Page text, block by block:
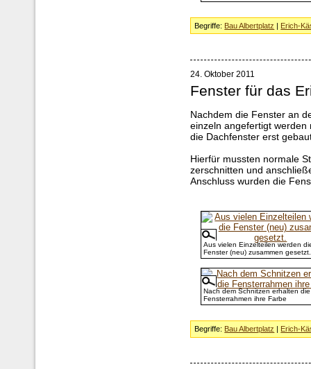
Begriffe: Bau Albertplatz Erich-
24. Oktober 2011
Fenster für das
Nachdem die Fenster an
einzeln angefertigt
die Dachfenster erst
Hierfür mussten normale
zerschnitten und
Anschluss wurden die
Aus vielen Einzelteilen werden
Fenster (neu) zusammen gesetzt.
Nach dem Schnitzen erhalten die
Fensterrahmen ihre Farbe
Begriffe: Bau Albertplatz Erich-